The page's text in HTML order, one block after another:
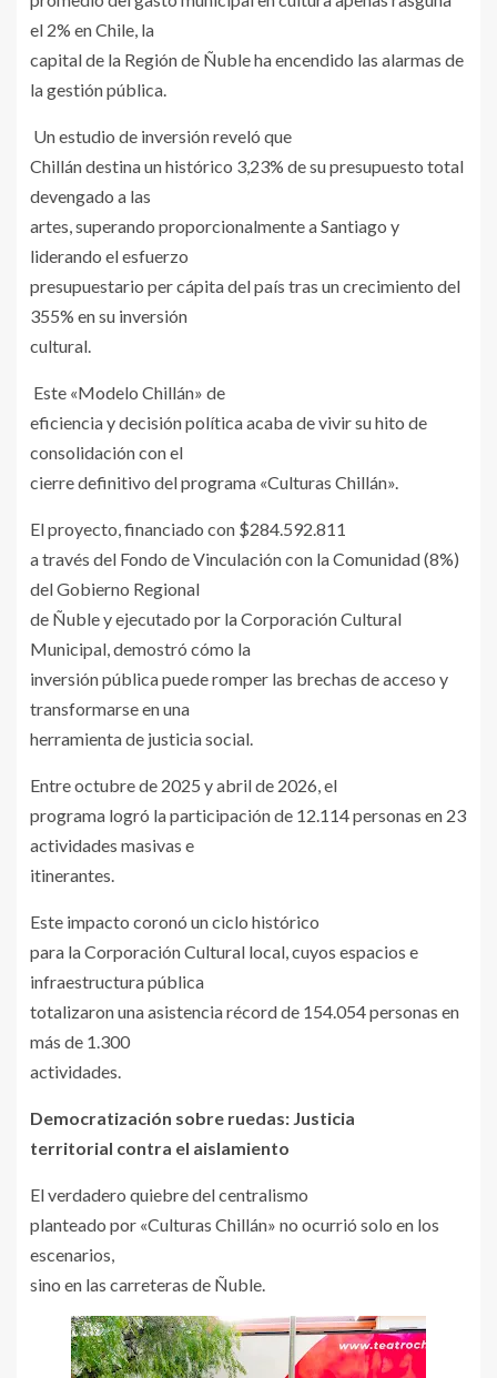
el 2% en Chile, la
capital de la Región de Ñuble ha encendido las alarmas de
la gestión pública.
Un estudio de inversión reveló que
Chillán destina un histórico 3,23% de su presupuesto total
devengado a las
artes, superando proporcionalmente a Santiago y
liderando el esfuerzo
presupuestario per cápita del país tras un crecimiento del
355% en su inversión
cultural.
Este «Modelo Chillán» de
eficiencia y decisión política acaba de vivir su hito de
consolidación con el
cierre definitivo del programa «Culturas Chillán».
El proyecto, financiado con $284.592.811
a través del Fondo de Vinculación con la Comunidad (8%)
del Gobierno Regional
de Ñuble y ejecutado por la Corporación Cultural
Municipal, demostró cómo la
inversión pública puede romper las brechas de acceso y
transformarse en una
herramienta de justicia social.
Entre octubre de 2025 y abril de 2026, el
programa logró la participación de 12.114 personas en 23
actividades masivas e
itinerantes.
Este impacto coronó un ciclo histórico
para la Corporación Cultural local, cuyos espacios e
infraestructura pública
totalizaron una asistencia récord de 154.054 personas en
más de 1.300
actividades.
Democratización sobre ruedas: Justicia
territorial contra el aislamiento
El verdadero quiebre del centralismo
planteado por «Culturas Chillán» no ocurrió solo en los
escenarios,
sino en las carreteras de Ñuble.